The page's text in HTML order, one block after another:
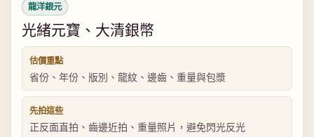
龍洋銀元
光緒元寶、大清銀幣
估價重點
省份、年份、版別、龍紋、邊齒、重量與包漿
先拍這些
正反面直拍、齒邊近拍、重量照片，避免閃光反光